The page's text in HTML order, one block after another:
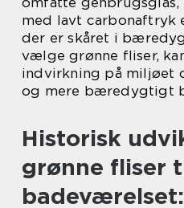
med lavt carbonaftryk
der er skåret i
vælge grønne fliser,
indvirkning på miljøet
og mere bæredygtigt
Historisk
grønne fliser
badeværelset: